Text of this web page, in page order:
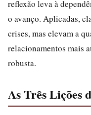
reflexão leva à
o avanço. Aplicadas,
crises, mas elevam a
relacionamentos mais
robusta.
As Três Lições